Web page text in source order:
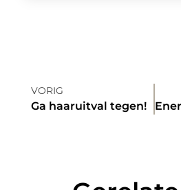
VORIG
Ga haaruitval tegen!